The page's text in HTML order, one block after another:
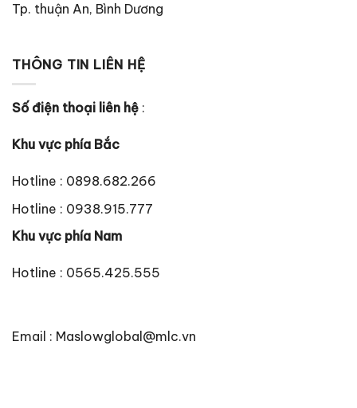
Tp. thuận An, Bình Dương
THÔNG TIN LIÊN HỆ
Số điện thoại liên hệ :
Khu vực phía Bắc
Hotline : 0898.682.266
Hotline : 0938.915.777
Khu vực phía Nam
Hotline : 0565.425.555
Email : Maslowglobal@mlc.vn